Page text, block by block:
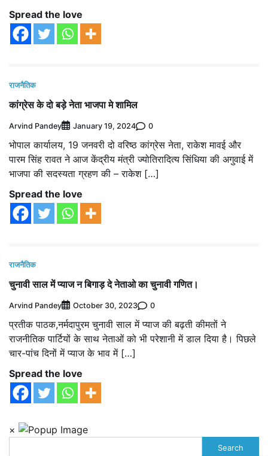
Spread the love
राजनैतिक
कांग्रेस के दो बड़े नेता भाजपा मे शामिल
Arvind Pandey January 19, 2024 0
भोपाल कार्यालय, 19 जनवरी दो वरिष्ठ कांग्रेस नेता, राकेश मावई और
पारम सिंह रावत ने आज केंद्रीय मंत्री ज्योतिरादित्य सिंधिया की अगुवाई में
भाजपा की सदस्यता ग्रहण की – राकेश […]
Spread the love
राजनैतिक
चुनावी साल में प्याज न बिगाड़ दे नेताओ का चुनावी गणित।
Arvind Pandey October 30, 2023 0
प्रतीक पाठक,नर्मदापुरम चुनावी साल में प्याज की बढ़ती कीमतों ने
राजनीतिक पार्टियों के साथ नेताओं को भी परेशानी में डाल दिया है। पिछले
चार-पांच दिनों में प्याज के भाव में […]
Spread the love
×
Search